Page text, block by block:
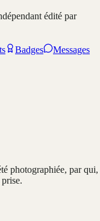
édité par
Badges
Messages
photographiée, par qui,